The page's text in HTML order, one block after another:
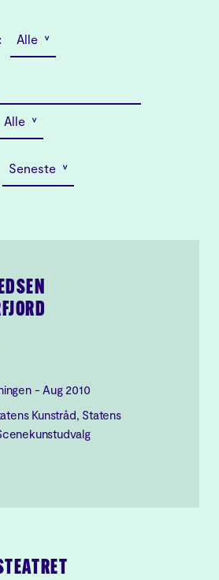
Alle ˅
Alle ˅
Seneste ˅
- Aug 2010
Kunstråd, Statens